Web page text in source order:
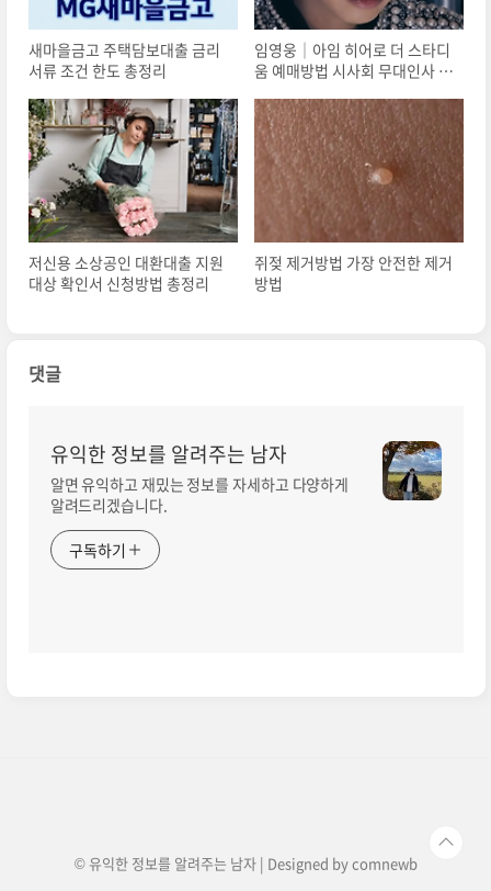
새마을금고 주택담보대출 금리
서류 조건 한도 총정리
임영웅│아임 히어로 더 스타디
움 예매방법 시사회 무대인사 총
저신용 소상공인 대환대출 지원
대상 확인서 신청방법 총정리
쥐젖 제거방법 가장 안전한 제거
방법
댓글
유익한 정보를 알려주는 남자
알면 유익하고 재밌는 정보를 자세하고 다양하게
알려드리겠습니다.
구독하기
© 유익한 정보를 알려주는 남자 | Designed bycomnewb